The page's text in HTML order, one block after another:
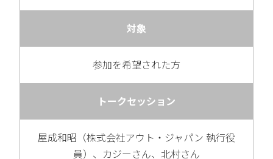
対象
参加を希望された方
トークセッション
屋成和昭（株式会社アウト・ジャパン 執行役
員）、カジーさん、北村さん